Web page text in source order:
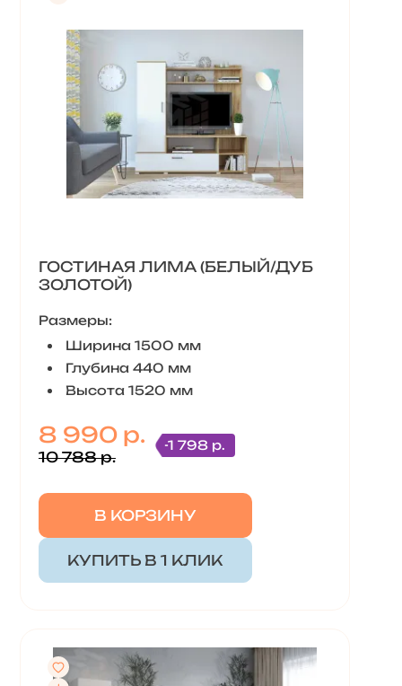
ГОСТИНАЯ ЛИМА (БЕЛЫЙ/ДУБ
ЗОЛОТОЙ)
Размеры:
Ширина 1500 мм
Глубина 440 мм
Высота 1520 мм
8 990 р.
10 788 р.
-1 798 р.
В КОРЗИНУ
КУПИТЬ В 1 КЛИК